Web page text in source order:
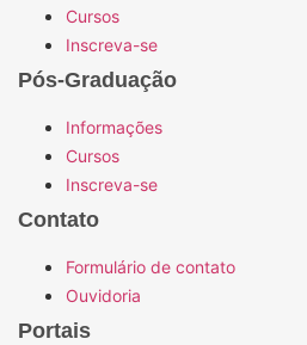
Cursos
Inscreva-se
Pós-Graduação
Informações
Cursos
Inscreva-se
Contato
Formulário de contato
Ouvidoria
Portais